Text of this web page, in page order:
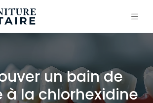
un bain de
à la chlorhexidine